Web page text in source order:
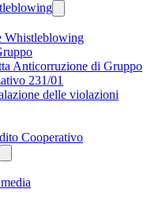
Whistleblowing
Anticorruzione di Gruppo
231/01
delle violazioni
Cooperativo